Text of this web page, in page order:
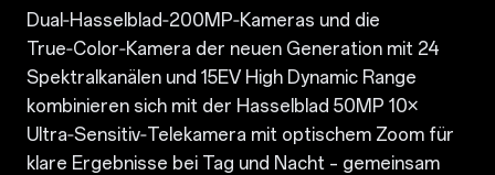
Dual‑Hasselblad‑200MP‑Kameras und die
True‑Color‑Kamera der neuen Generation mit 24
Spektralkanälen und 15EV High Dynamic Range
kombinieren sich mit der Hasselblad 50MP 10×
Ultra‑Sensitiv‑Telekamera mit optischem Zoom für
klare Ergebnisse bei Tag und Nacht – gemeinsam